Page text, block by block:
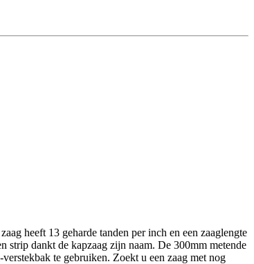
heeft 13 geharde tanden per inch en een zaaglengte
strip dankt de kapzaag zijn naam. De 300mm metende
te gebruiken. Zoekt u een zaag met nog